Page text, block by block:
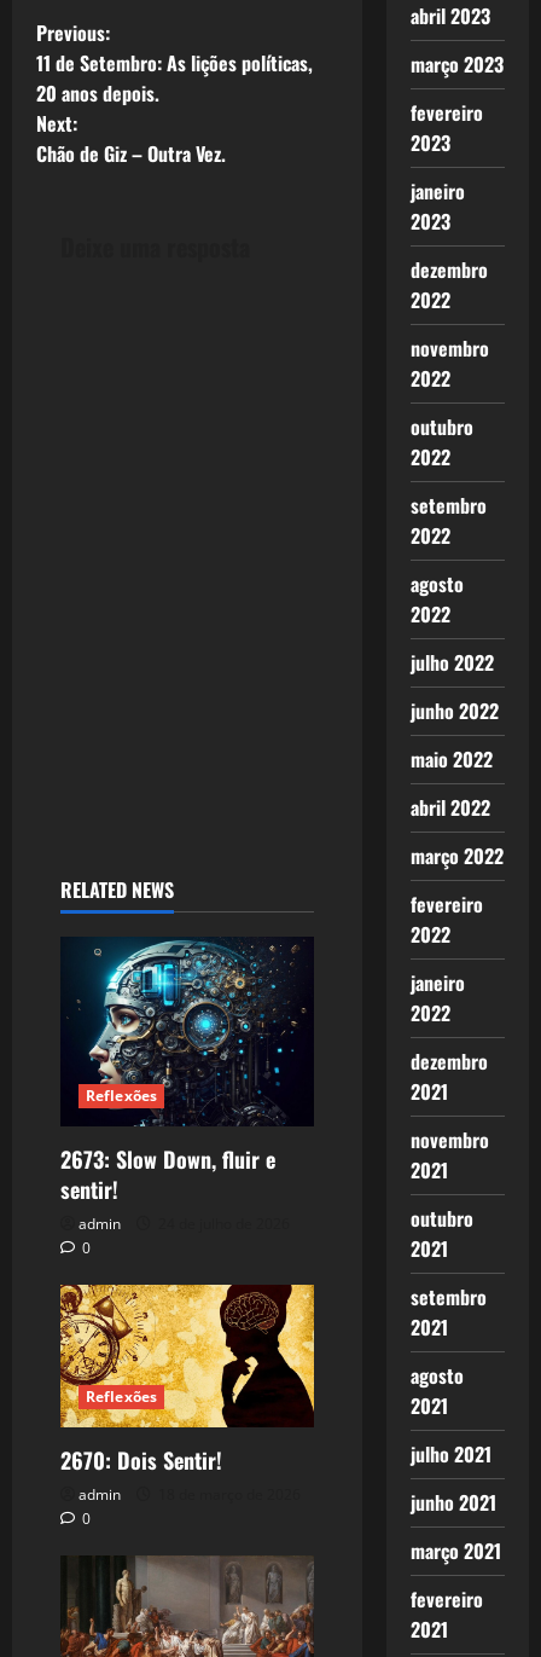
P
o
s
Previous:
11 de Setembro: As lições políticas,
20 anos depois.
Next:
Chão de Giz – Outra Vez.
RELATED NEWS
Reflexões
2673: Slow Down, fluir e
sentir!
admin
0
Reflexões
2670: Dois Sentir!
admin
0
abril 2023
março 2023
fevereiro
2023
janeiro
2023
dezembro
2022
novembro
2022
outubro
2022
setembro
2022
agosto
2022
julho 2022
junho 2022
maio 2022
abril 2022
março 2022
fevereiro
2022
janeiro
2022
dezembro
2021
novembro
2021
outubro
2021
setembro
2021
agosto
2021
julho 2021
junho 2021
março 2021
fevereiro
2021